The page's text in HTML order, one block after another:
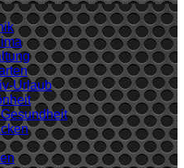
Urlaub